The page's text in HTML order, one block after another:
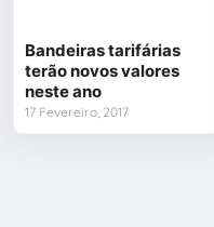
Bandeiras tarifárias
terão novos valores
neste ano
17 Fevereiro, 2017